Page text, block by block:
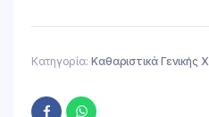
Κατηγορία: Καθαριστικά